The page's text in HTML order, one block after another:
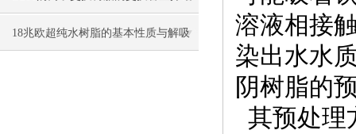
18兆欧超纯水树脂的基本性质与解吸
溶液相接
染出水水
阴树脂的
其预处理